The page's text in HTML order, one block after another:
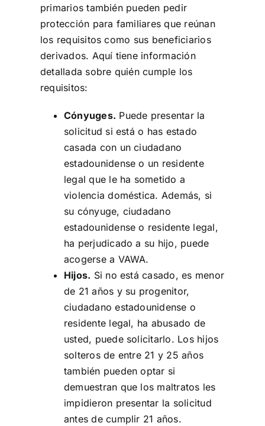
primarios también pueden pedir
protección para familiares que reúnan
los requisitos como sus beneficiarios
derivados. Aquí tiene información
detallada sobre quién cumple los
requisitos:
Cónyuges. Puede presentar la
solicitud si está o has estado
casada con un ciudadano
estadounidense o un residente
legal que le ha sometido a
violencia doméstica. Además, si
su cónyuge, ciudadano
estadounidense o residente legal,
ha perjudicado a su hijo, puede
acogerse a VAWA.
Hijos. Si no está casado, es menor
de 21 años y su progenitor,
ciudadano estadounidense o
residente legal, ha abusado de
usted, puede solicitarlo. Los hijos
solteros de entre 21 y 25 años
también pueden optar si
demuestran que los maltratos les
impidieron presentar la solicitud
antes de cumplir 21 años.